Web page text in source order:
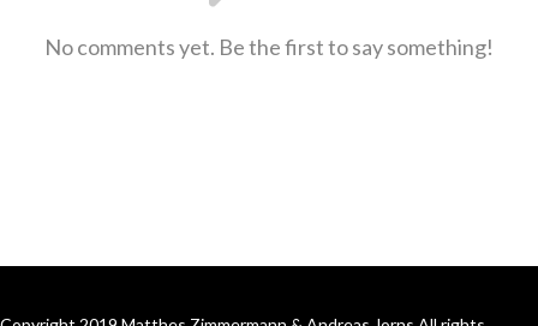
No comments yet. Be the first to say something!